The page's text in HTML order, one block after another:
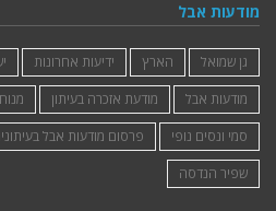
מודעות אבל
גן שמואל הארץ ידיעות אחרונות
מודעות אבל
מודעת אזכרה בעיתון מנוח
סמי ונסים נופי
פרסום מודעות אבל
שפיר הנדסה